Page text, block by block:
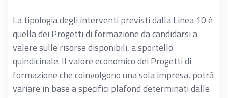
La tipologia degli interventi previsti dalla Linea 10 è
quella dei Progetti di formazione da candidarsi a
valere sulle risorse disponibili, a sportello
quindicinale. Il valore economico dei Progetti di
formazione che coinvolgono una sola impresa, potrà
variare in base a specifici plafond determinati dalle